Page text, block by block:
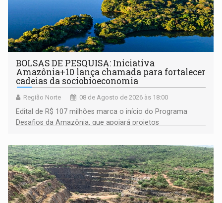
BOLSAS DE PESQUISA: Iniciativa
Amazônia+10 lança chamada para fortalecer
cadeias da sociobioeconomia
Região Norte 08 de Agosto de 2026 às 18:00
Edital de R$ 107 milhões marca o início do Programa
Desafios da Amazônia, que apoiará projetos
submissão de pré-propostas poderá ser feita até 1º de
setembro